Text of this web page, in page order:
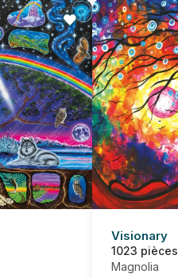
Visionary
1023 pièces
Magnolia